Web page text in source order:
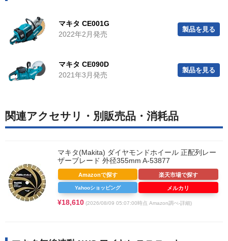
マキタ CE001G
2022年2月発売
製品を見る
マキタ CE090D
2021年3月発売
製品を見る
関連アクセサリ・別販売品・消耗品
マキタ(Makita) ダイヤモンドホイール 正配列レー
ザーブレード 外径355mm A-53877
¥18,610 (2026/08/09 05:07:00時点 Amazon調べ-詳細)
Amazonで探す 楽天市場で探す
Yahooショッピング メルカリ